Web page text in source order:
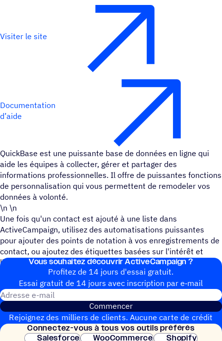
Visiter le site
Documentation
d’aide
QuickBase est une puissante base de données en ligne qui
aide les équipes à collecter, gérer et partager des
informations professionnelles. Il offre de puissantes fonctions
de personnalisation qui vous permettent de remodeler vos
données à volonté.
\n \n
Une fois qu'un contact est ajouté à une liste dans
ActiveCampaign, utilisez des automatisations puissantes
pour ajouter des points de notation à vos enregistrements de
contact, ou ajoutez des étiquettes basées sur l'intérêt et
l'interaction avec votre contenu.
Vous souhai­tez découvrir ActiveCampaign ?
Profitez de 14 jours d'essai gratuit.
Essai gratuit de 14 jours avec inscrip­tion par e‑mail
Commencer
Rejoignez des milliers de clients. Aucune carte de crédit
nécessaire. Configuration instantanée.
Connec­tez-vous à tous vos outils préférés
Salesforce
WooCommerce
Shopify